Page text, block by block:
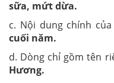
sữa, mứt dừa.
c. Nội dung chính
cuối năm.
d. Dòng chỉ gồm tên
Hương.